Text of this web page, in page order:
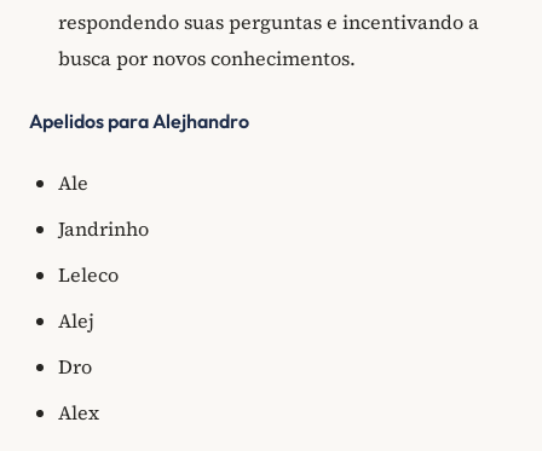
respondendo suas perguntas e incentivando a
busca por novos conhecimentos.
Apelidos para Alejhandro
Ale
Jandrinho
Leleco
Alej
Dro
Alex